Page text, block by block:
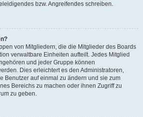
bzw. Angreifendes schreiben.
von Mitgliedern, die die Mitglieder des Boards
verwaltbare Einheiten aufteilt. Jedes Mitglied
und jeder Gruppe können
Dies erleichtert es den Administratoren,
Benutzer auf einmal zu ändern und sie zum
Bereichs zu machen oder ihnen Zugriff zu
zu geben.